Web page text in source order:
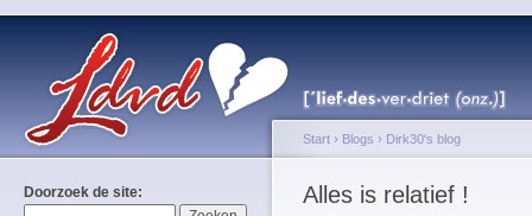
Doorzoek de site:
Start › Blogs › Dirk30's blog
Alles is relatief !